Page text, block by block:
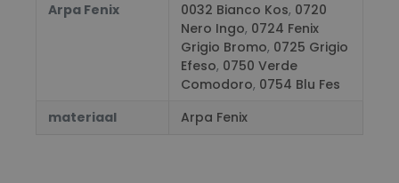
Arpa Fenix 0032 Bianco Kos, 0720
Nero Ingo, 0724 Fenix
Grigio Bromo, 0725 Grigio
Efeso, 0750 Verde
Comodoro, 0754 Blu Fes
materiaal
Arpa Fenix